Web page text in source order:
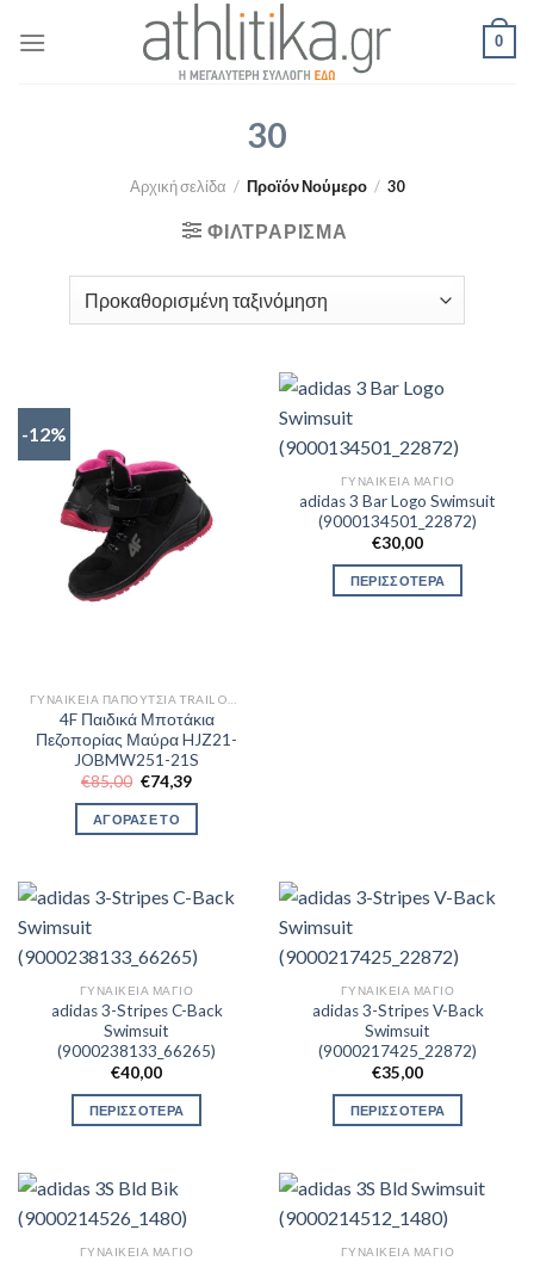
0
30
Αρχική σελίδα / Προϊόν Νούμερο / 30
ΦΙΛΤΡΆΡΙΣΜΑ
-12%
4F Παιδικά Μποτάκια
Πεζοπορίας Μαύρα HJZ21-
JOBMW251-21S
€85,00 Original
price
was:
€85,00.
€74,39Η
τιμή
ΑΓΟΡΑΣΕ ΤΟ
ΓΥΝΑΙΚΕΊΑ ΜΑΓΙΌ
adidas 3 Bar Logo Swimsuit
(9000134501_22872)
€30,00
ΠΕΡΙΣΣΟΤΕΡΑ
ΓΥΝΑΙΚΕΊΑ ΜΑΓΙΌ
adidas 3-Stripes C-Back
Swimsuit
(9000238133_66265)
€40,00
ΠΕΡΙΣΣΟΤΕΡΑ
ΓΥΝΑΙΚΕΊΑ ΜΑΓΙΌ
adidas 3-Stripes V-Back
Swimsuit
(9000217425_22872)
€35,00
ΠΕΡΙΣΣΟΤΕΡΑ
ΓΥΝΑΙΚΕΊΑ ΜΑΓΙΌ ΓΥΝΑΙΚΕΊΑ ΜΑΓΙΌ